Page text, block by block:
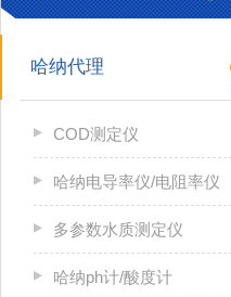
哈纳代理
COD测定仪
哈纳电导率仪/电阻率仪
多参数水质测定仪
哈纳ph计/酸度计